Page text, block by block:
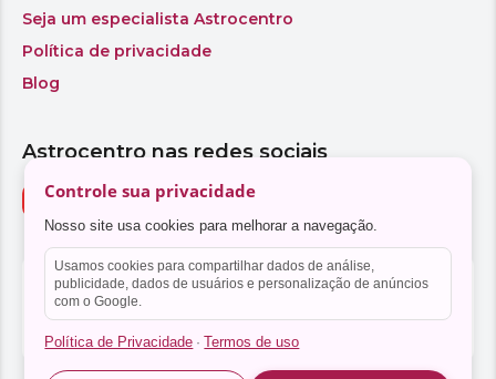
Controle sua privacidade
Nosso site usa cookies para melhorar a navegação.
Usamos cookies para compartilhar dados de análise,
publicidade, dados de usuários e personalização de anúncios
com o Google.
Política de Privacidade · Termos de uso